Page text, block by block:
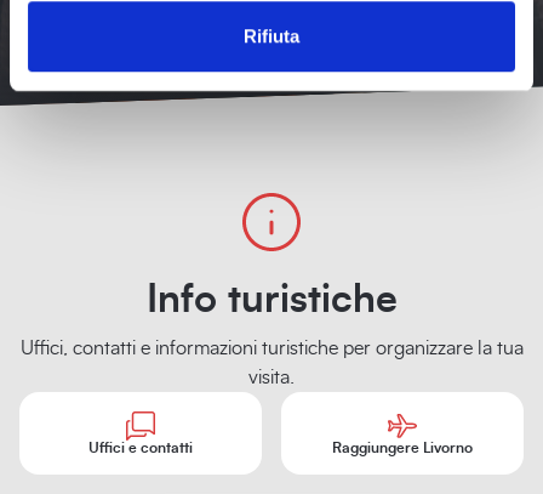
Rifiuta
Info turistiche
Uffici, contatti e informazioni turistiche per organizzare la tua
visita.
Uffici e contatti Raggiungere Livorno